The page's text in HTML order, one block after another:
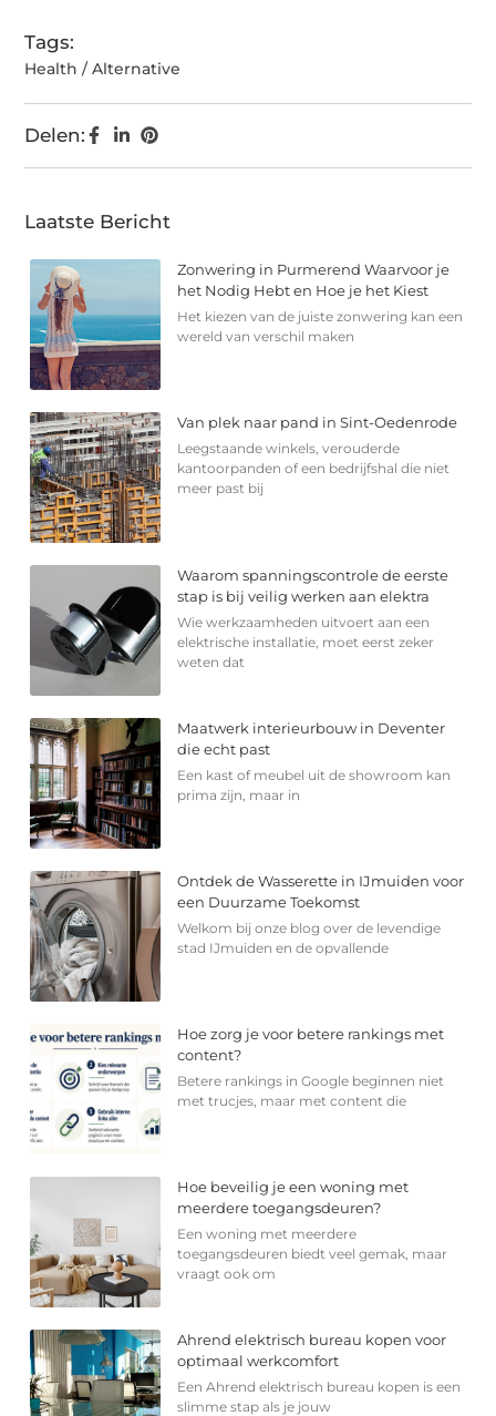
Tags:
Health / Alternative
Delen:
Laatste Bericht
Zonwering in Purmerend Waarvoor je
het Nodig Hebt en Hoe je het Kiest
Het kiezen van de juiste zonwering kan een
wereld van verschil maken
Van plek naar pand in Sint-Oedenrode
Leegstaande winkels, verouderde
kantoorpanden of een bedrijfshal die niet
meer past bij
Waarom spanningscontrole de eerste
stap is bij veilig werken aan elektra
Wie werkzaamheden uitvoert aan een
elektrische installatie, moet eerst zeker
weten dat
Maatwerk interieurbouw in Deventer
die echt past
Een kast of meubel uit de showroom kan
prima zijn, maar in
Ontdek de Wasserette in IJmuiden voor
een Duurzame Toekomst
Welkom bij onze blog over de levendige
stad IJmuiden en de opvallende
Hoe zorg je voor betere rankings met
content?
Betere rankings in Google beginnen niet
met trucjes, maar met content die
Hoe beveilig je een woning met
meerdere toegangsdeuren?
Een woning met meerdere
toegangsdeuren biedt veel gemak, maar
vraagt ook om
Ahrend elektrisch bureau kopen voor
optimaal werkcomfort
Een Ahrend elektrisch bureau kopen is een
slimme stap als je jouw